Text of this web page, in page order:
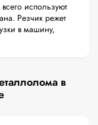
используют
Резчик режет
в машину,
в